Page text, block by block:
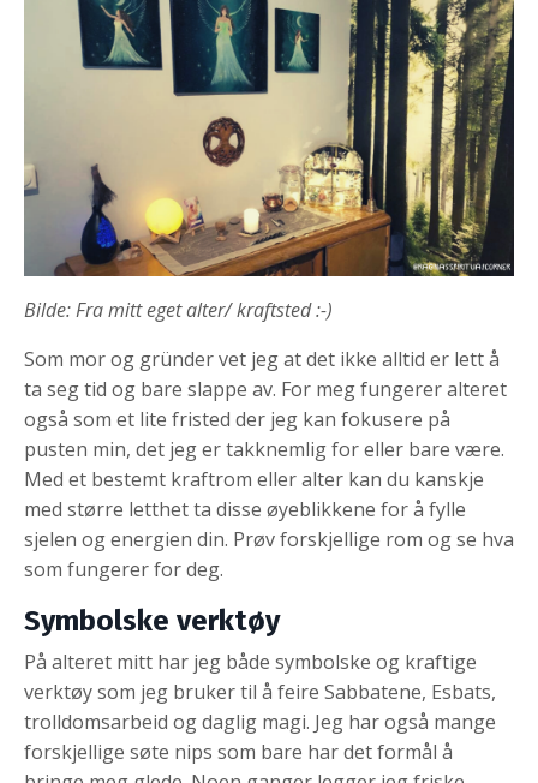
Bilde: Fra mitt eget alter/ kraftsted :-)
Som mor og gründer vet jeg at det ikke alltid er lett å
ta seg tid og bare slappe av. For meg fungerer alteret
også som et lite fristed der jeg kan fokusere på
pusten min, det jeg er takknemlig for eller bare være.
Med et bestemt kraftrom eller alter kan du kanskje
med større letthet ta disse øyeblikkene for å fylle
sjelen og energien din. Prøv forskjellige rom og se hva
som fungerer for deg.
Symbolske verktøy
På alteret mitt har jeg både symbolske og kraftige
verktøy som jeg bruker til å feire Sabbatene, Esbats,
trolldomsarbeid og daglig magi. Jeg har også mange
forskjellige søte nips som bare har det formål å